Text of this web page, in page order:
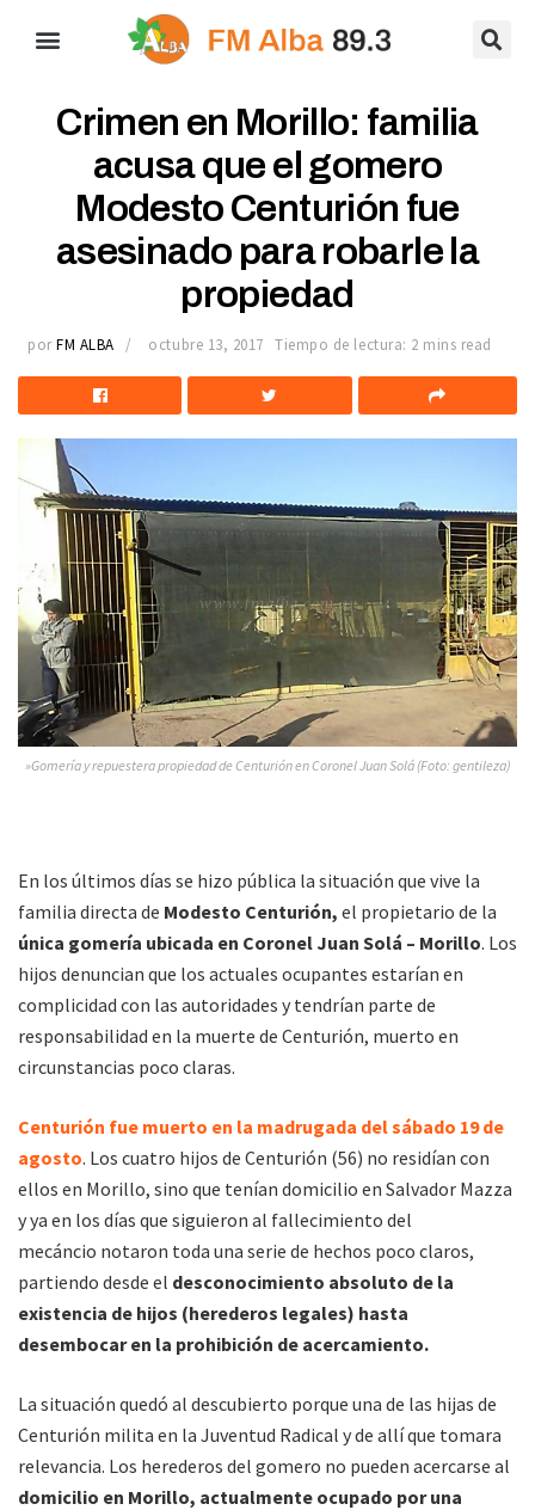
Crimen en Morillo: familia
acusa que el gomero
Modesto Centurión fue
asesinado para robarle la
propiedad
por FM ALBA octubre 13, 2017 Tiempo de lectura: 2 mins read
»Gomería y repuestera propiedad de Centurión en Coronel Juan Solá (Foto: gentileza)
En los últimos días se hizo pública la situación que vive la
familia directa de Modesto Centurión, el propietario de la
única gomería ubicada en Coronel Juan Solá – Morillo. Los
hijos denuncian que los actuales ocupantes estarían en
complicidad con las autoridades y tendrían parte de
responsabilidad en la muerte de Centurión, muerto en
circunstancias poco claras.
Centurión fue muerto en la madrugada del sábado 19 de
agosto. Los cuatro hijos de Centurión (56) no residían con
ellos en Morillo, sino que tenían domicilio en Salvador Mazza
y ya en los días que siguieron al fallecimiento del
mecáncio notaron toda una serie de hechos poco claros,
partiendo desde el desconocimiento absoluto de la
existencia de hijos (herederos legales) hasta
desembocar en la prohibición de acercamiento.
La situación quedó al descubierto porque una de las hijas de
Centurión milita en la Juventud Radical y de allí que tomara
relevancia. Los herederos del gomero no pueden acercarse al
domicilio en Morillo, actualmente ocupado por una